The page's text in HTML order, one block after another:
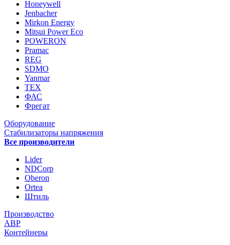
Honeywell
Jenbacher
Mirkon Energy
Mitsui Power Eco
POWERON
Pramac
REG
SDMO
Yanmar
ТЕХ
ФАС
Фрегат
Оборудование
Стабилизаторы напряжения
Все производители
Lider
NDCorp
Oberon
Ortea
Штиль
Производство
АВР
Контейнеры